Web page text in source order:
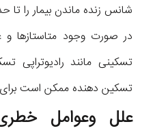
شانس زنده ماندن بیمار را
در صورت وجود متاستازها و
تسکینی مانند رادیوتراپی
تسکین دهنده ممکن است
علل وعوامل